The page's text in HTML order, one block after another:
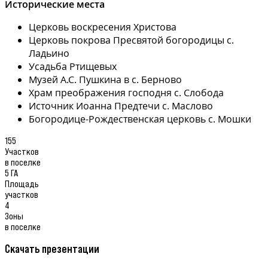
Исторические места
Церковь воскресения Христова
Церковь покрова Пресвятой богородицы с.
Ладьино
Усадьба Ртищевых
Музей А.С. Пушкина в с. Берново
Храм преображения господня с. Слобода
Источник Иоанна Предтечи с. Маслово
Богородице-Рождественская церковь с. Мошки
155
Участков
в поселке
5 ГА
Площадь
участков
4
Зоны
в поселке
Скачать презентации